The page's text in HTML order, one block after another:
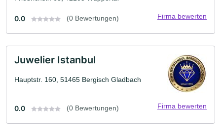
0.0 (0 Bewertungen) Firma bewerten
Juwelier Istanbul
Hauptstr. 160, 51465 Bergisch Gladbach
0.0 (0 Bewertungen) Firma bewerten